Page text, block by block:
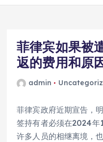
菲律宾如果被
返的费用和原
admin
菲律宾政府近期宣告，
签持有者必须在2024年
许多人员的相继离境，